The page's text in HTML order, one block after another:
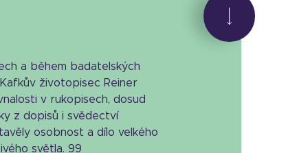
a během badatelských
životopisec Reiner
v rukopisech, dosud
z dopisů i svědectví
osobnost a dílo velkého
světla. 99